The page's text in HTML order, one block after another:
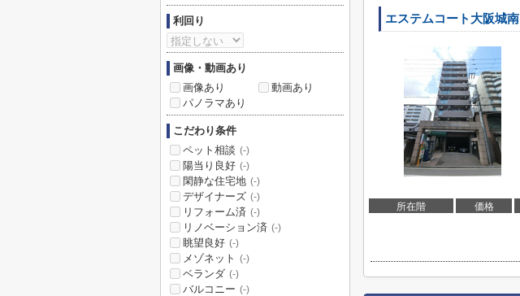
エステムコート大阪城南
所在階 価格
利回り
画像・動画あり
画像あり
動画あり
パノラマあり
こだわり条件
ペット相談 (-)
陽当り良好 (-)
閑静な住宅地 (-)
デザイナーズ (-)
リフォーム済 (-)
リノベーション済 (-)
眺望良好 (-)
メゾネット (-)
ベランダ (-)
バルコニー (-)